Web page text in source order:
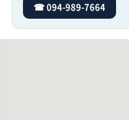
☎ 094-989-7664